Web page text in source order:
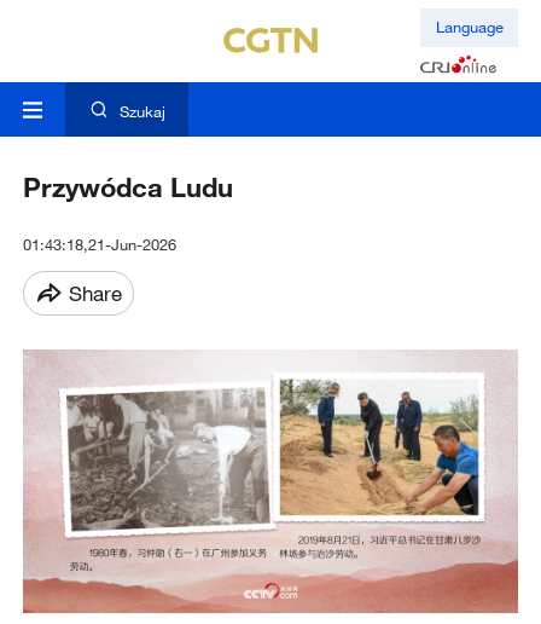
Language
Szukaj
Przywódca Ludu
01:43:18,21-Jun-2026
Share